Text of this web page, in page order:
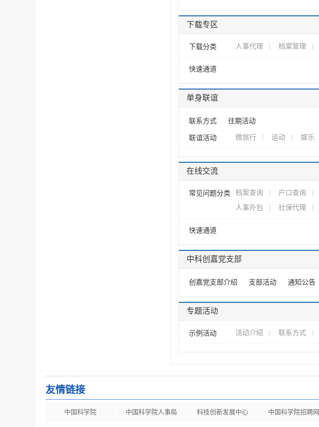
下载专区
下载分类 人事代理 档案管理
快速通道
单身联谊
联系方式 往期活动
联谊活动 微旅行 运动 娱乐
在线交流
常见问题分类 档案查询 户口查询
人事外包
社保代理
快速通道
中科创嘉党支部
创嘉党支部介绍 支部活动 通知公告
专题活动
示例活动 活动介绍 联系方式
友情链接
中国科学院 中国科学院人事局 科技创新发展中心 中国科学院招聘网